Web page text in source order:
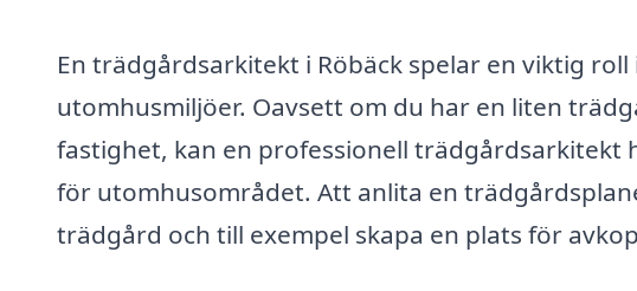
En trädgårdsarkitekt i Röbäck spelar en viktig
utomhusmiljöer. Oavsett om du har en liten
fastighet, kan en professionell trädgårdsarkitekt
för utomhusområdet. Att anlita en
trädgård och till exempel skapa en plats för